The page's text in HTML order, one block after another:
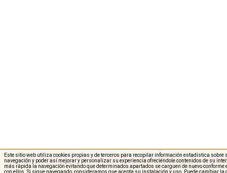
Este sitio web utiliza cookies propias y de terceros para recopilar información estadística sobre
navegación y poder así mejorar y personalizar su experiencia ofreciéndole contenidos de su
más rápida la navegación evitando que determinados apartados se carguen de nuevo
con ellos. Si sigue navegando, consideramos que acepta su instalación y uso. Puede cambiar la